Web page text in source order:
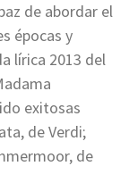
de abordar el
épocas y
lírica 2013 del
exitosas
de Verdi;
de